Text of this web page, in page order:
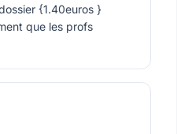
{1.40euros }
que les profs